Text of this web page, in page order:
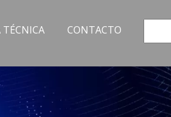
TÉCNICA CONTACTO